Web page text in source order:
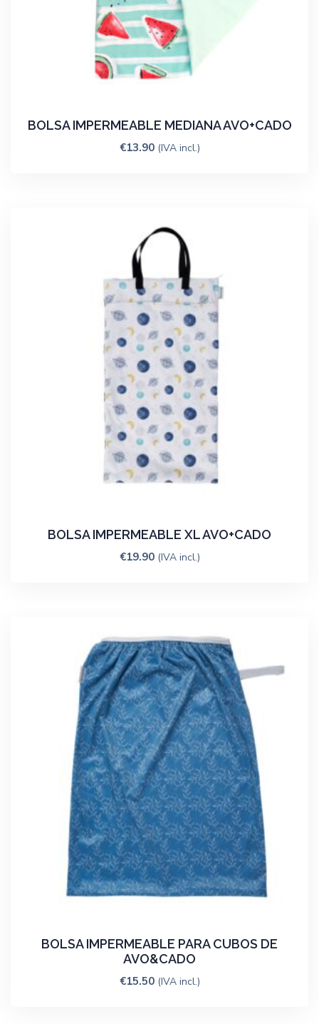
BOLSA IMPERMEABLE MEDIANA AVO+CADO
€13.90 (IVA incl.)
BOLSA IMPERMEABLE XL AVO+CADO
€19.90 (IVA incl.)
BOLSA IMPERMEABLE PARA CUBOS DE
AVO&CADO
€15.50 (IVA incl.)